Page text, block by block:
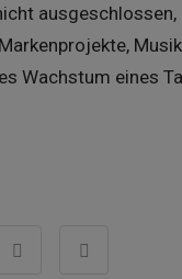
ausgeschlossen,
Wachstum eines